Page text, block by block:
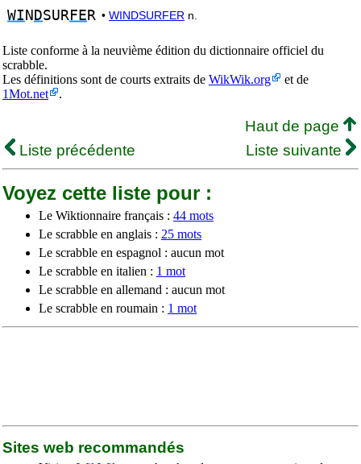
WI N DSURFE R • WINDSURFER n.
Liste conforme à la neuvième édition du dictionnaire officiel du
scrabble.
Les définitions sont de courts extraits de WikWik.org
et de
1Mot.net
.
Haut de page
Liste précédente
Liste suivante
Voyez cette liste pour :
Le Wiktionnaire français : 44 mots
Le scrabble en anglais : 25 mots
Le scrabble en espagnol : aucun mot
Le scrabble en italien : 1 mot
Le scrabble en allemand : aucun mot
Le scrabble en roumain : 1 mot
Sites web recommandés